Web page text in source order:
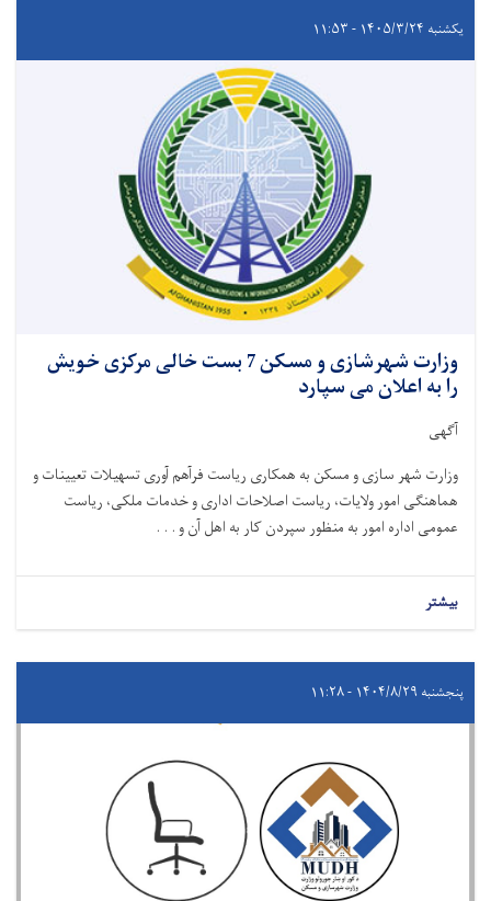
یکشنبه ۱۴۰۵/۳/۲۴ - ۱۱:۵۳
وزارت شهرشازی و مسکن 7 بست خالی مرکزی خویش
را به اعلان می سپارد
آگهی
وزارت شهر سازی و مسکن به همکاری ریاست فرآهم آوری تسهیلات تعیینات و
هماهنګی امور ولایات، ریاست اصلاحات اداری و خدمات ملکی، ریاست
عمومی اداره امور به منظور سپردن کار به اهل آن و . . .
بیشتر
پنجشنبه ۱۴۰۴/۸/۲۹ - ۱۱:۲۸